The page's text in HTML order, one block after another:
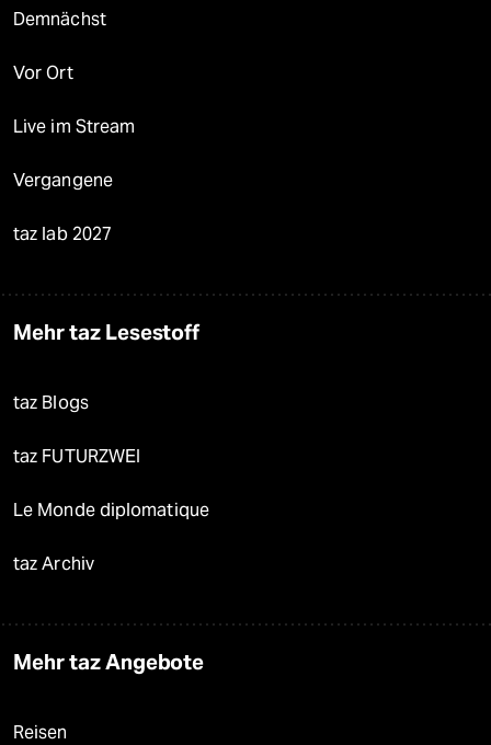
Demnächst
Vor Ort
Live im Stream
Vergangene
taz lab 2027
Mehr taz Lesestoff
taz Blogs
taz FUTURZWEI
Le Monde diplomatique
taz Archiv
Mehr taz Angebote
Reisen